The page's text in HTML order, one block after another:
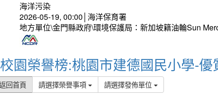
海洋污染
2026-05-19, 00:00│海洋保育署
地方單位\金門縣政府\環境保護局：新加坡籍油輪Sun
校園榮譽榜:桃園市建德國民小學-優
回首頁 請選擇榮譽事項 請選擇發佈單位